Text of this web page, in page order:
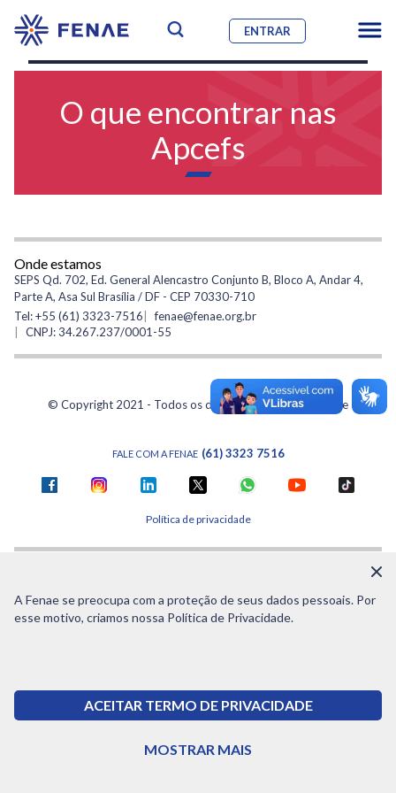
ENTRAR
O que encontrar nas
Apcefs
Onde estamos
SEPS Qd. 702, Ed. General Alencastro Conjunto B, Bloco A, Andar 4,
Parte A, Asa Sul Brasília / DF - CEP 70330-710
Tel: +55 (61) 3323-7516
fenae@fenae.org.br
CNPJ: 34.267.237/0001-55
© Copyright 2021 - Todos os direitos reservados à Fenae
FALE COM A FENAE (61) 3323 7516
Política de privacidade
A Fenae se preocupa com a proteção de seus dados pessoais. Por
esse motivo, criamos nossa Política de Privacidade.
ACEITAR TERMO DE PRIVACIDADE
MOSTRAR MAIS